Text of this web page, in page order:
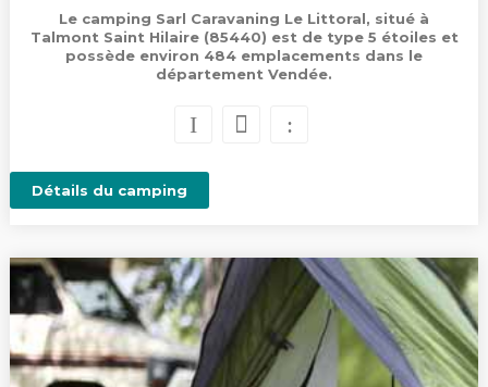
Le camping Sarl Caravaning Le Littoral, situé à
Talmont Saint Hilaire (85440) est de type 5 étoiles et
possède environ 484 emplacements dans le
département Vendée.
Détails du camping